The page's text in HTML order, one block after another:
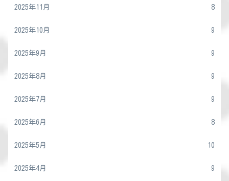
2025年11月 8
2025年10月 9
2025年9月 9
2025年8月 9
2025年7月 9
2025年6月 8
2025年5月 10
2025年4月 9